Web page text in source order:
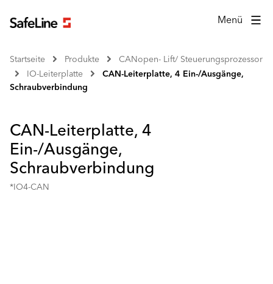
Menü
Startseite Produkte
CANopen- Lift/ Steuerungsprozessor
IO-Leiterplatte
CAN-Leiterplatte, 4 Ein-/Ausgänge,
Schraubverbindung
CAN-Leiterplatte, 4
Ein-/Ausgänge,
Schraubverbindung
*IO4-CAN